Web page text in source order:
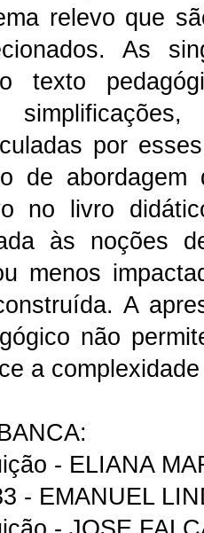
relevo que
As
texto
por
de abordagem
no livro
às noções
menos
A
não
a
- ELIANA
- EMANUEL